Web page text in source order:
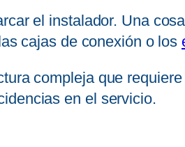
el instalador. Una
cajas de conexión o los
compleja que
en el servicio.